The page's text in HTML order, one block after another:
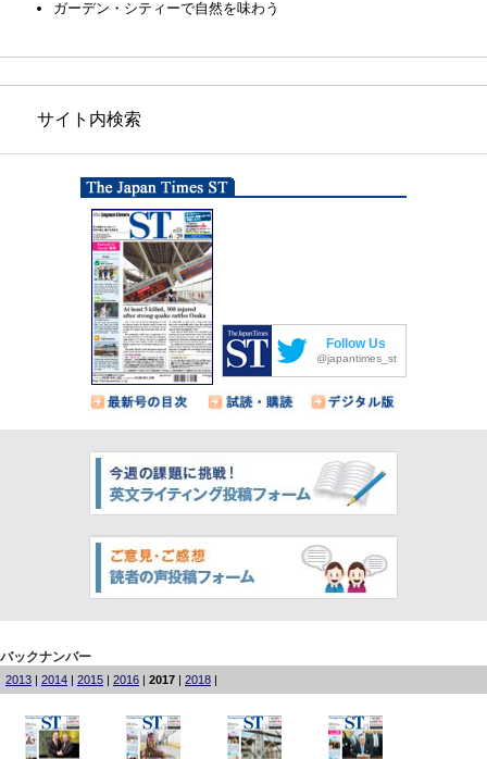
ガーデン・シティーで自然を味わう
サイト内検索
Follow Us
@japantimes_st
バックナンバー
2013 | 2014 | 2015 | 2016 | 2017 | 2018 |